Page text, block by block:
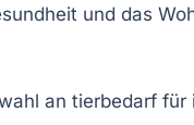
und das